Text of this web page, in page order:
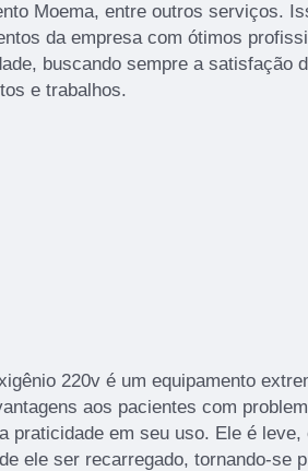
Moema, entre outros serviços.
da empresa com ótimos
buscando sempre a satisfação
e trabalhos.
220v é um equipamento
aos pacientes com
praticidade em seu uso. Ele é leve,
ele ser recarregado, tornando-se